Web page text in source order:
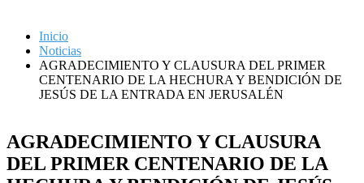
Inicio
Noticias
AGRADECIMIENTO Y CLAUSURA DEL PRIMER
CENTENARIO DE LA HECHURA Y BENDICIÓN DE
JESÚS DE LA ENTRADA EN JERUSALÉN
AGRADECIMIENTO Y CLAUSURA
DEL PRIMER CENTENARIO DE LA